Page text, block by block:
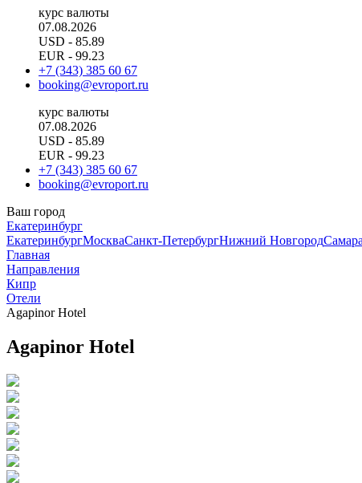
курс валюты
07.08.2026
USD - 85.89
EUR - 99.23
+7 (343) 385 60 67
booking@evroport.ru
курс валюты
07.08.2026
USD - 85.89
EUR - 99.23
+7 (343) 385 60 67
booking@evroport.ru
Ваш город
Екатеринбург
ЕкатеринбургМоскваСанкт-ПетербургНижний НовгородСамара
Главная
Направления
Кипр
Отели
Agapinor Hotel
Agapinor Hotel